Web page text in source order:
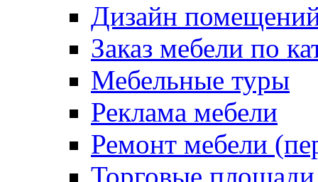
Дизайн
Заказ мебели по
Мебельные туры
Реклама мебели
Ремонт мебели